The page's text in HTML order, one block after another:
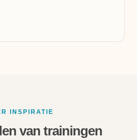
INSPIRATIE
van trainingen